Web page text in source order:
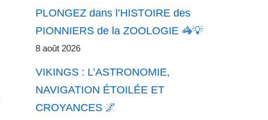
PLONGEZ dans l’HISTOIRE des
PIONNIERS de la ZOOLOGIE 🦓💡
8 août 2026
VIKINGS : L’ASTRONOMIE,
NAVIGATION ÉTOILÉE ET
CROYANCES 🌌